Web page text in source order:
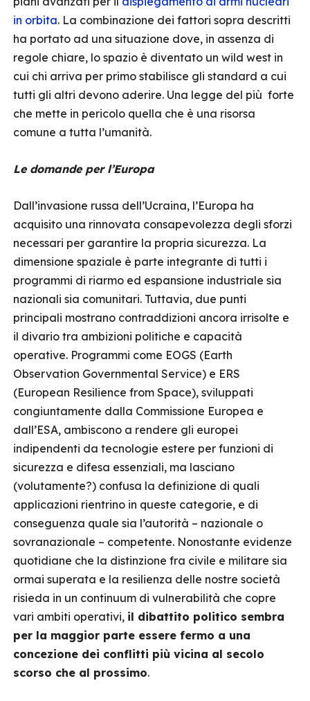
in orbita. La combinazione dei fattori sopra descritti
ha portato ad una situazione dove, in assenza di
regole chiare, lo spazio è diventato un wild west in
cui chi arriva per primo stabilisce gli standard a cui
tutti gli altri devono aderire. Una legge del più forte
che mette in pericolo quella che è una risorsa
comune a tutta l’umanità.
Le domande per l’Europa
Dall’invasione russa dell’Ucraina, l’Europa ha
acquisito una rinnovata consapevolezza degli sforzi
necessari per garantire la propria sicurezza. La
dimensione spaziale è parte integrante di tutti i
programmi di riarmo ed espansione industriale sia
nazionali sia comunitari. Tuttavia, due punti
principali mostrano contraddizioni ancora irrisolte e
il divario tra ambizioni politiche e capacità
operative. Programmi come EOGS (Earth
Observation Governmental Service) e ERS
(European Resilience from Space), sviluppati
congiuntamente dalla Commissione Europea e
dall’ESA, ambiscono a rendere gli europei
indipendenti da tecnologie estere per funzioni di
sicurezza e difesa essenziali, ma lasciano
(volutamente?) confusa la definizione di quali
applicazioni rientrino in queste categorie, e di
conseguenza quale sia l’autorità – nazionale o
sovranazionale – competente. Nonostante evidenze
quotidiane che la distinzione fra civile e militare sia
ormai superata e la resilienza delle nostre società
risieda in un continuum di vulnerabilità che copre
vari ambiti operativi, il dibattito politico sembra
per la maggior parte essere fermo a una
concezione dei conflitti più vicina al secolo
scorso che al prossimo.